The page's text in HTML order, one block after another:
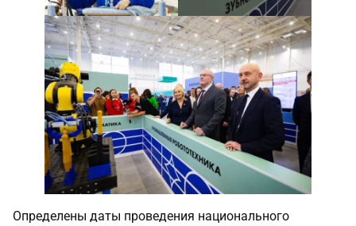
Определены даты проведения национального